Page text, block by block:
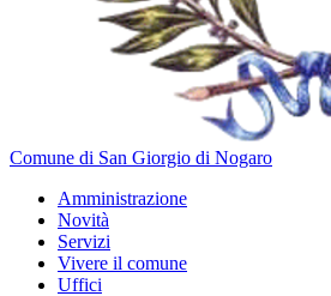
Comune di San Giorgio di Nogaro
Amministrazione
Novità
Servizi
Vivere il comune
Uffici